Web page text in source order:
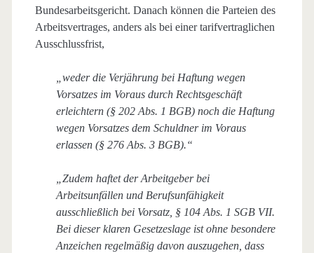
Bundesarbeitsgericht. Danach können die Parteien des
Arbeitsvertrages, anders als bei einer tarifvertraglichen
Ausschlussfrist,
„weder die Verjährung bei Haftung wegen
Vorsatzes im Voraus durch Rechtsgeschäft
erleichtern (§ 202 Abs. 1 BGB) noch die Haftung
wegen Vorsatzes dem Schuldner im Voraus
erlassen (§ 276 Abs. 3 BGB).“
„Zudem haftet der Arbeitgeber bei
Arbeitsunfällen und Berufsunfähigkeit
ausschließlich bei Vorsatz, § 104 Abs. 1 SGB VII.
Bei dieser klaren Gesetzeslage ist ohne besondere
Anzeichen regelmäßig davon auszugehen, dass